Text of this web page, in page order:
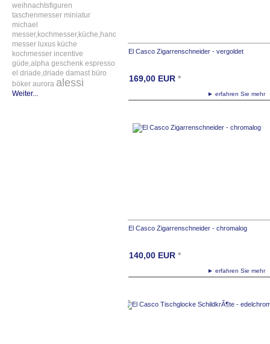
weihnachtsfiguren
taschenmesser miniatur
michael
messer,kochmesser,küche,handgefertigt
messer luxus küche
kochmesser incentive
güde,alpha geschenk espresso
el driade,driade damast büro
böker aurora alessi
Weiter...
El Casco Zigarrenschneider - vergoldet
► erfahren Sie
169,00 EUR *
El Casco Zigarrenschneider - chromalog
► erfahren Sie
140,00 EUR *